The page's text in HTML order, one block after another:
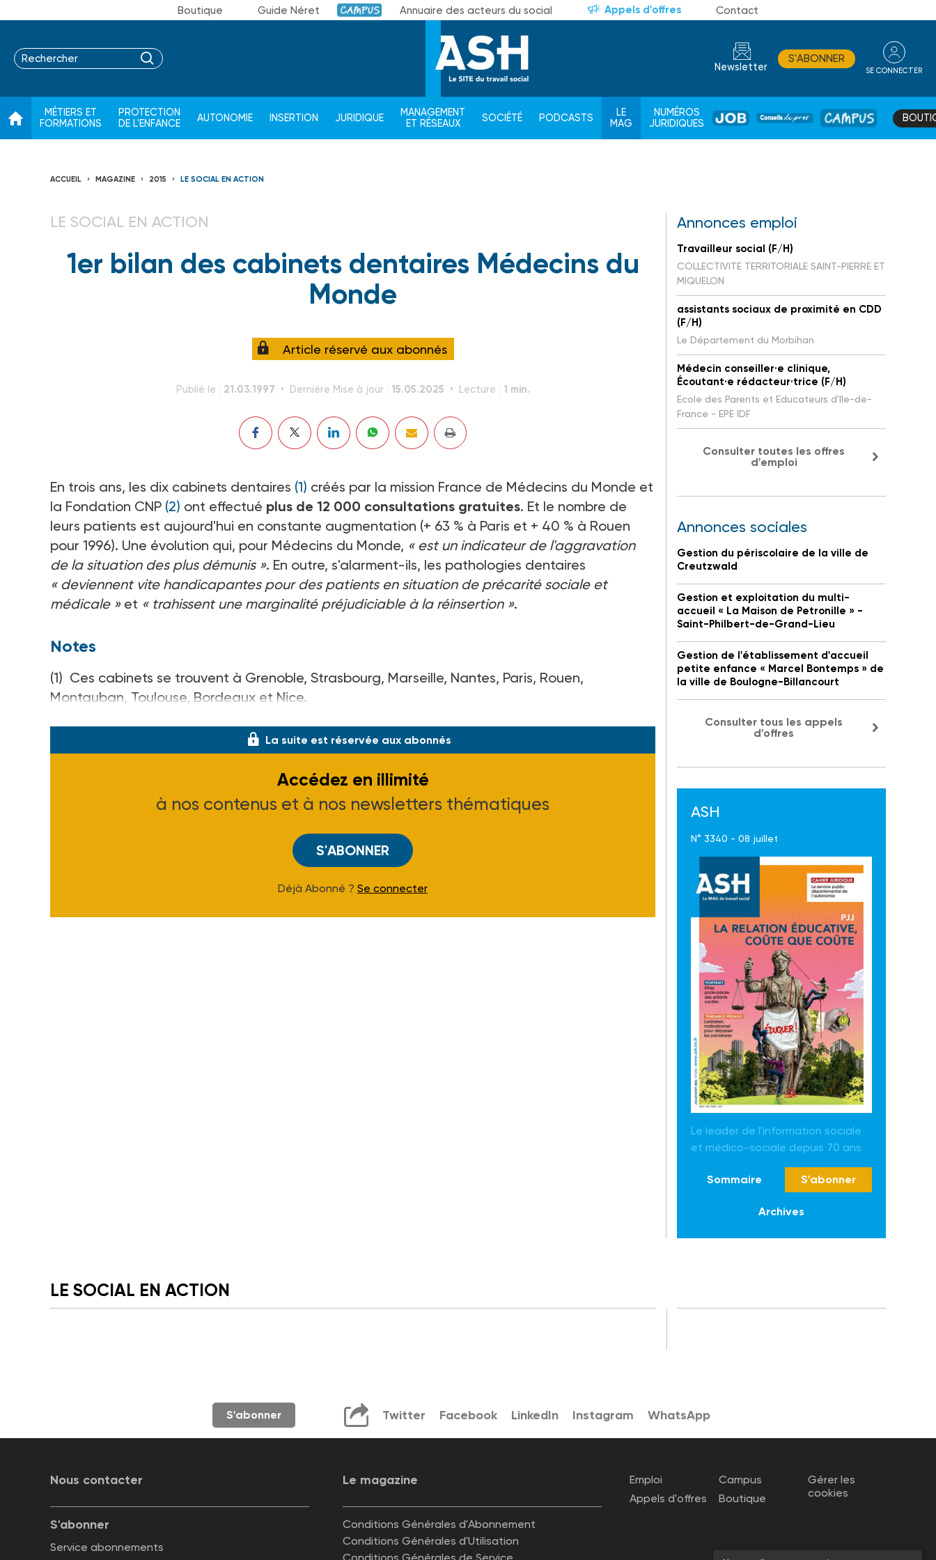
Boutique Guide Néret Campus Annuaire des acteurs du social Appels d'offres Contact
Newsletter
S'ABONNER
SE CONNECTER
MÉTIERS ET
FORMATIONS
PROTECTION
DE L'ENFANCE
AUTONOMIE INSERTION JURIDIQUE
MANAGEMENT
ET RÉSEAUX
SOCIÉTÉ PODCASTS
LE
MAG
NUMÉROS
JURIDIQUES
JOB
DE
CAMPUS
ACCUEIL MAGAZINE 2015 LE SOCIAL EN ACTION
LE SOCIAL EN ACTION
1er bilan des cabinets dentaires Médecins du
Monde
Article réservé aux abonnés
Publié le : 21.03.1997 Dernière Mise à jour : 15.05.2025 Lecture : 1 min.
En trois ans, les dix cabinets dentaires (1) créés par la mission France de Médecins du Monde et
la Fondation CNP (2) ont effectué plus de 12 000 consultations gratuites. Et le nombre de
leurs patients est aujourd'hui en constante augmentation (+ 63 % à Paris et + 40 % à Rouen
pour 1996). Une évolution qui, pour Médecins du Monde, « est un indicateur de l'aggravation
de la situation des plus démunis ». En outre, s'alarment-ils, les pathologies dentaires
« deviennent vite handicapantes pour des patients en situation de précarité sociale et
médicale »et « trahissent une marginalité préjudiciable à la réinsertion ».
Notes
(1) Ces cabinets se trouvent à Grenoble, Strasbourg, Marseille, Nantes, Paris, Rouen,
Montauban, Toulouse, Bordeaux et Nice.
La suite est réservée aux abonnés
Accédez en illimité
à nos contenus et à nos newsletters thématiques
S'ABONNER
Déjà Abonné ? Se connecter
Annonces emploi
Travailleur social (F/H)
COLLECTIVITE TERRITORIALE SAINT-PIERRE ET
MIQUELON
assistants sociaux de proximité en CDD
(F/H)
Le Département du Morbihan
Médecin conseiller·e clinique,
Écoutant·e rédacteur·trice (F/H)
Ecole des Parents et Educateurs d'Ile-de-
France - EPE IDF
Consulter toutes les offres
d'emploi
Annonces sociales
Gestion du périscolaire de la ville de
Creutzwald
Gestion et exploitation du multi-
accueil « La Maison de Petronille » -
Saint-Philbert-de-Grand-Lieu
Gestion de l'établissement d'accueil
petite enfance « Marcel Bontemps » de
la ville de Boulogne-Billancourt
Consulter tous les appels
d'offres
ASH
N° 3340 - 08 juillet
Le leader de l'information sociale
et médico-sociale depuis 70 ans
Sommaire S'abonner
Archives
LE SOCIAL EN ACTION
S'abonner Twitter Facebook LinkedIn Instagram WhatsApp
Nous contacter Le magazine
S'abonner
Service abonnements
Conditions Générales d'Abonnement
Conditions Générales d'Utilisation
Emploi
Appels d'offres
Campus
Boutique
Gérer les
cookies